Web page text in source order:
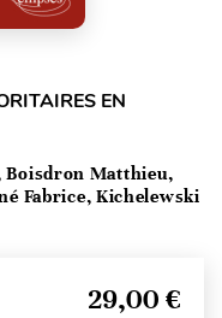
EN
Boisdron Matthieu,
Fabrice, Kichelewski
29,00 €